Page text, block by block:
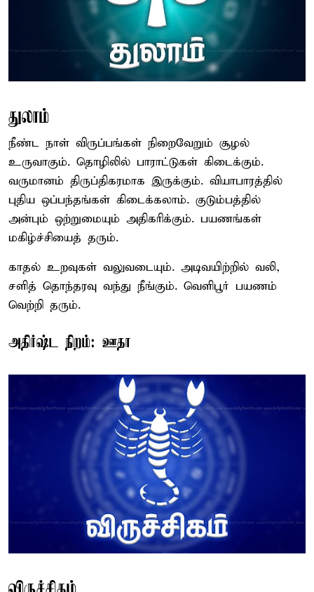
துலாம்
நீண்ட நாள் விருப்பங்கள் நிறைவேறும் சூழல்
உருவாகும். தொழிலில் பாராட்டுகள் கிடைக்கும்.
வருமானம் திருப்திகரமாக இருக்கும். வியாபாரத்தில்
புதிய ஒப்பந்தங்கள் கிடைக்கலாம். குடும்பத்தில்
அன்பும் ஒற்றுமையும் அதிகரிக்கும். பயணங்கள்
மகிழ்ச்சியைத் தரும்.
காதல் உறவுகள் வலுவடையும். அடிவயிற்றில் வலி,
சளித் தொந்தரவு வந்து நீங்கும். வெளிபூர் பயணம்
வெற்றி தரும்.
அதிர்ஷ்ட நிறம்: ஊதா